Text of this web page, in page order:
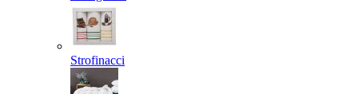
Strofinacci